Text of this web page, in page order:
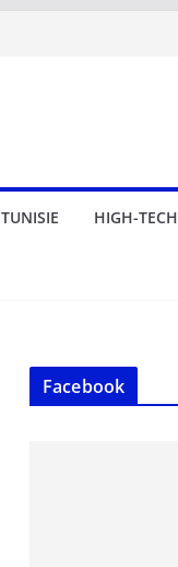
TUNISIE HIGH-TECH
Facebook